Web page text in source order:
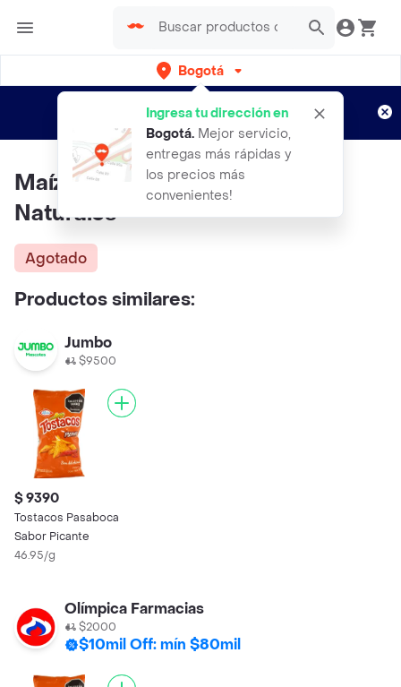
Bogotá
Ingresa tu dirección en
Bogotá. Mejor servicio,
entregas más rápidas y
los precios más
convenientes!
envíos gratis por semanas
Aplican TyC
Maízitos Pasabocas De Maiz
Naturales
Agotado
Productos similares:
Jumbo
$9500
$ 9390
Tostacos Pasaboca
Sabor Picante
46.95/g
Olímpica Farmacias
$2000
$10mil Off: mín $80mil